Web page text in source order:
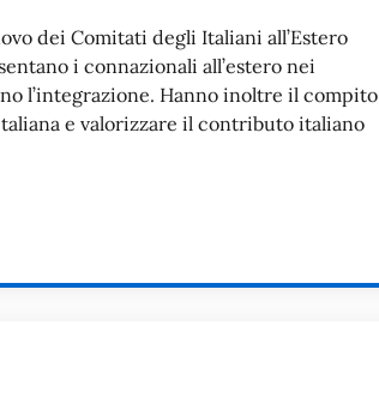
dei Comitati degli Italiani all’Estero
i connazionali all’estero nei
l’integrazione. Hanno inoltre il compito
e valorizzare il contributo italiano